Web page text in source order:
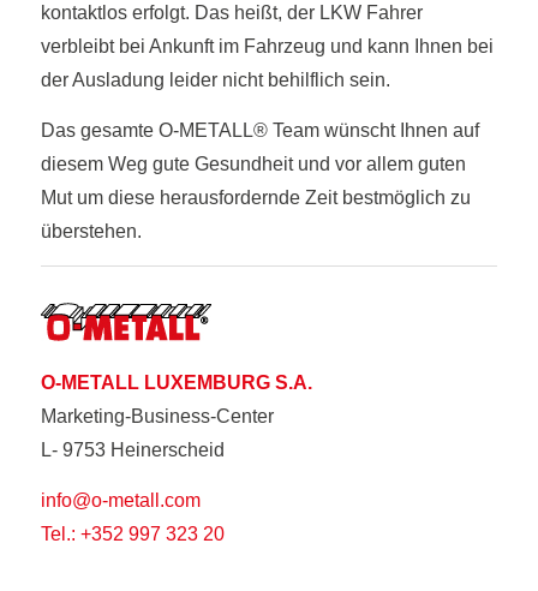
kontaktlos erfolgt. Das heißt, der LKW Fahrer
verbleibt bei Ankunft im Fahrzeug und kann Ihnen bei
der Ausladung leider nicht behilflich sein.
Das gesamte O-METALL® Team wünscht Ihnen auf
diesem Weg gute Gesundheit und vor allem guten
Mut um diese herausfordernde Zeit bestmöglich zu
überstehen.
O-METALL LUXEMBURG S.A.
Marketing-Business-Center
L- 9753 Heinerscheid
info@o-metall.com
Tel.: +352 997 323 20